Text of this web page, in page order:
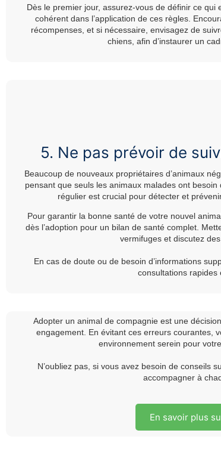
Dès le premier jour, assurez-vous de définir ce qui
cohérent dans l’application de ces règles.
récompenses, et si nécessaire, envisagez de
chiens, afin d’instaurer un
5. Ne pas prévoir de
Beaucoup de nouveaux propriétaires d’animaux
pensant que seuls les animaux malades ont
régulier est crucial pour détecter et
Pour garantir la bonne santé de votre nouvel
dès l’adoption pour un bilan de santé complet.
vermifuges et discutez
En cas de doute ou de besoin d’informations
consultations rapides
Adopter un animal de compagnie est une
engagement. En évitant ces erreurs courantes,
environnement serein pour
N’oubliez pas, si vous avez besoin de conseils
accompagner à
En savoir plus